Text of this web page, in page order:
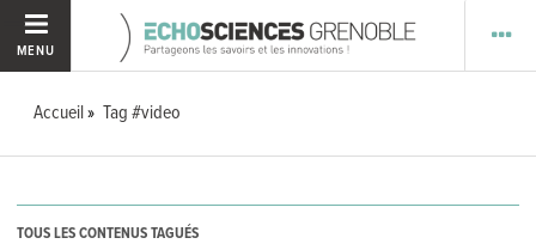
MENU
Accueil Tag #video
TOUS LES CONTENUS TAGUÉS